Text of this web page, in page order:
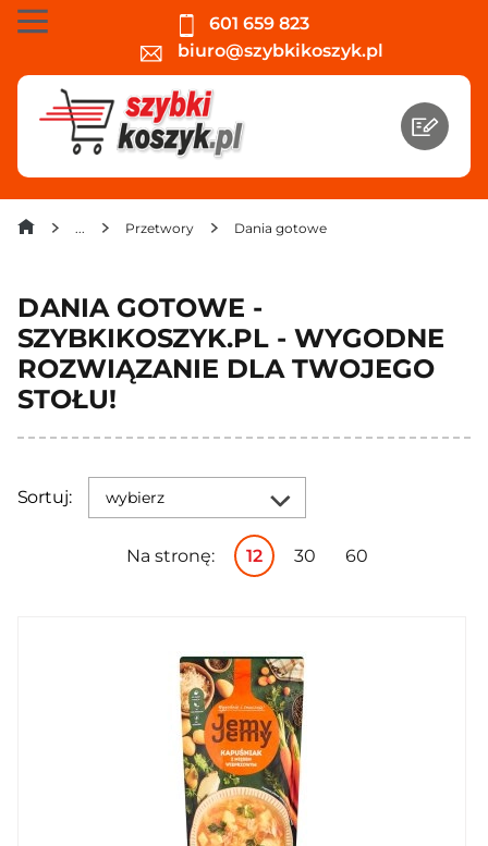
601 659 823
biuro@szybkikoszyk.pl
Przetwory Dania gotowe
DANIA GOTOWE -
SZYBKIKOSZYK.PL - WYGODNE
ROZWIĄZANIE DLA TWOJEGO
STOŁU!
Sortuj: wybierz
Na stronę: 12 30 60